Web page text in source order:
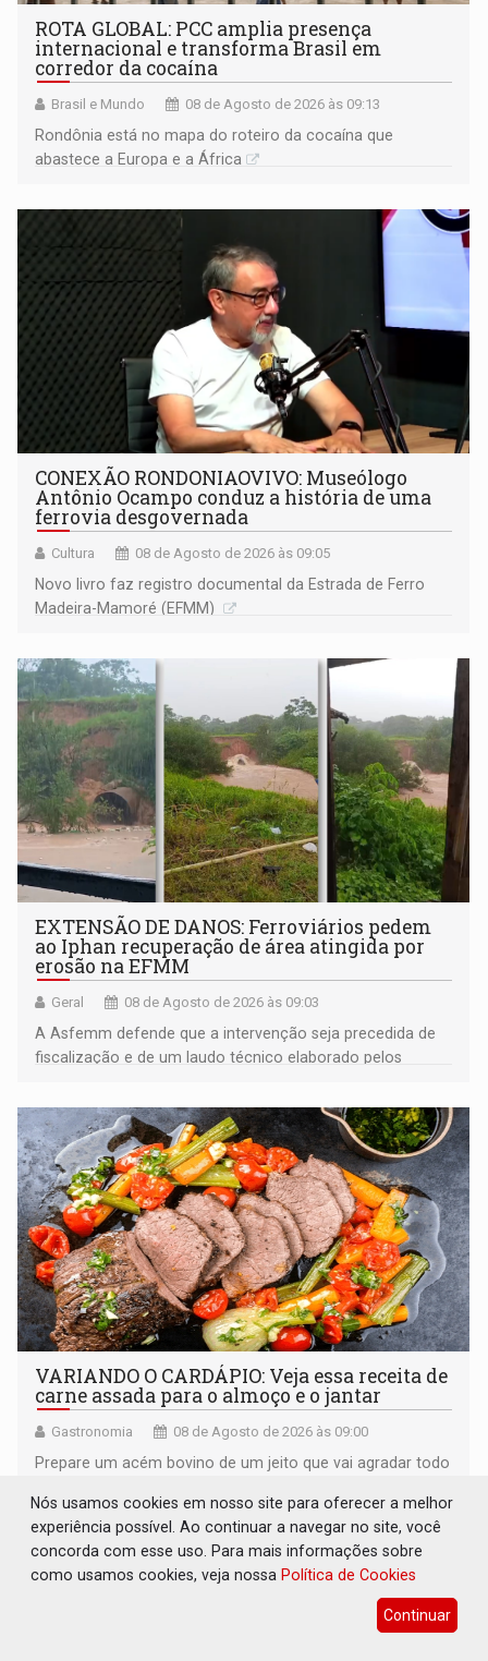
ROTA GLOBAL: PCC amplia presença
internacional e transforma Brasil em
corredor da cocaína
Brasil e Mundo 08 de Agosto de 2026 às 09:13
Rondônia está no mapa do roteiro da cocaína que
abastece a Europa e a África
CONEXÃO RONDONIAOVIVO: Museólogo
Antônio Ocampo conduz a história de uma
ferrovia desgovernada
Cultura 08 de Agosto de 2026 às 09:05
Novo livro faz registro documental da Estrada de Ferro
Madeira-Mamoré (EFMM)
EXTENSÃO DE DANOS: Ferroviários pedem
ao Iphan recuperação de área atingida por
erosão na EFMM
Geral 08 de Agosto de 2026 às 09:03
A Asfemm defende que a intervenção seja precedida de
fiscalização e de um laudo técnico elaborado pelos
VARIANDO O CARDÁPIO: Veja essa receita de
carne assada para o almoço e o jantar
Gastronomia 08 de Agosto de 2026 às 09:00
Prepare um acém bovino de um jeito que vai agradar todo
Nós usamos cookies em nosso site para oferecer a melhor
experiência possível. Ao continuar a navegar no site, você
concorda com esse uso. Para mais informações sobre
como usamos cookies, veja nossa Política de Cookies
Continuar